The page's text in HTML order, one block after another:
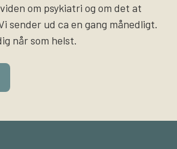
om psykiatri og om det at
sender ud ca en gang månedligt.
når som helst.